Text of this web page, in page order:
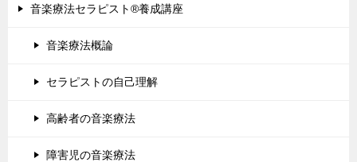
音楽療法セラピスト®養成講座
音楽療法概論
セラピストの自己理解
高齢者の音楽療法
障害児の音楽療法